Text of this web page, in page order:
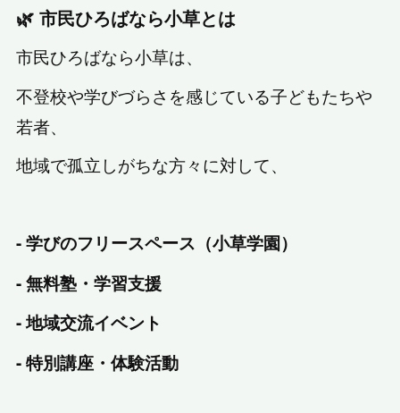
🌿 市民ひろばなら小草とは
市民ひろばなら小草は、
不登校や学びづらさを感じている子どもたちや
若者、
地域で孤立しがちな方々に対して、
- 学びのフリースペース（小草学園）
- 無料塾・学習支援
- 地域交流イベント
- 特別講座・体験活動